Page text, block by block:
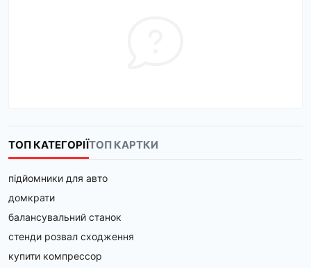
ТОП КАТЕГОРІЇТОП КАРТКИ
підйомники для авто
домкрати
балансувальний станок
стенди розвал сходження
купити компрессор